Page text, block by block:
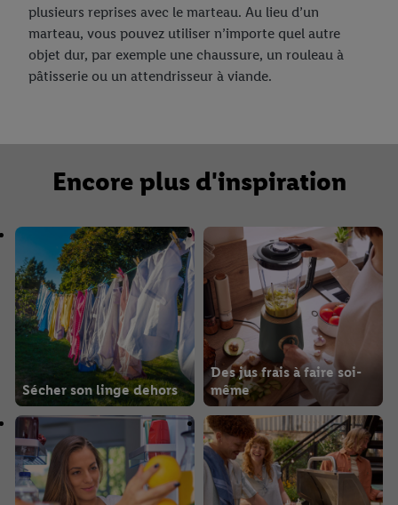
plusieurs reprises avec le marteau. Au lieu d’un
marteau, vous pouvez utiliser n’importe quel autre
objet dur, par exemple une chaussure, un rouleau à
pâtisserie ou un attendrisseur à viande.
Encore plus d'inspiration
Sécher son linge dehors
Des jus frais à faire soi-
même